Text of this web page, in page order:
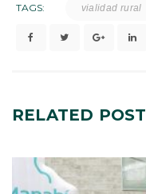
TAGS: vialidad rural
RELATED POST